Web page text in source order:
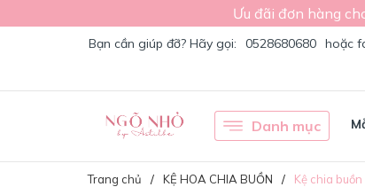
Ưu đãi đơn hàng
Bạn cần giúp đỡ? Hãy gọi: 0528680680 hoặc
Danh mục
Trang chủ KỆ HOA CHIA BUỒN Kệ chia buồn